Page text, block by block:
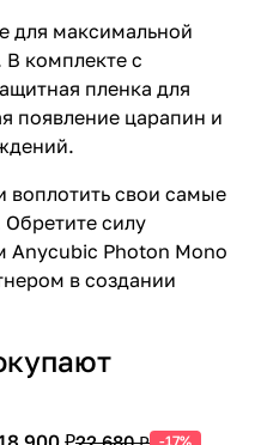
для максимальной
комплекте с
пленка для
появление царапин и
воплотить свои самые
силу
Anycubic Photon Mono
в создании
-17%